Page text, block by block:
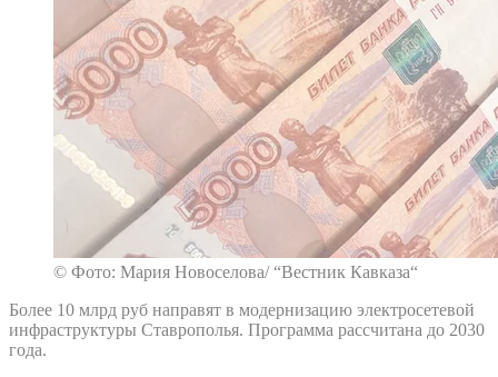
© Фото: Мария Новоселова/ “Вестник Кавказа“
Более 10 млрд руб направят в модернизацию электросетевой
инфраструктуры Ставрополья. Программа рассчитана до 2030
года.